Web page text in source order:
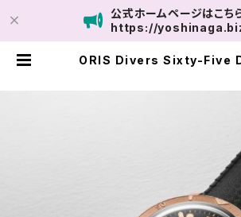
公式ホームページはこち
https://
ORIS Divers Sixty-Five